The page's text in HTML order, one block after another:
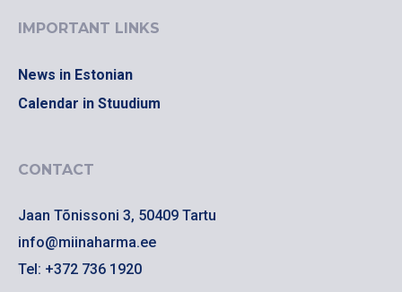
IMPORTANT LINKS
News in Estonian
Calendar in Stuudium
CONTACT
Jaan Tõnissoni 3, 50409 Tartu
info@miinaharma.ee
Tel: +372 736 1920